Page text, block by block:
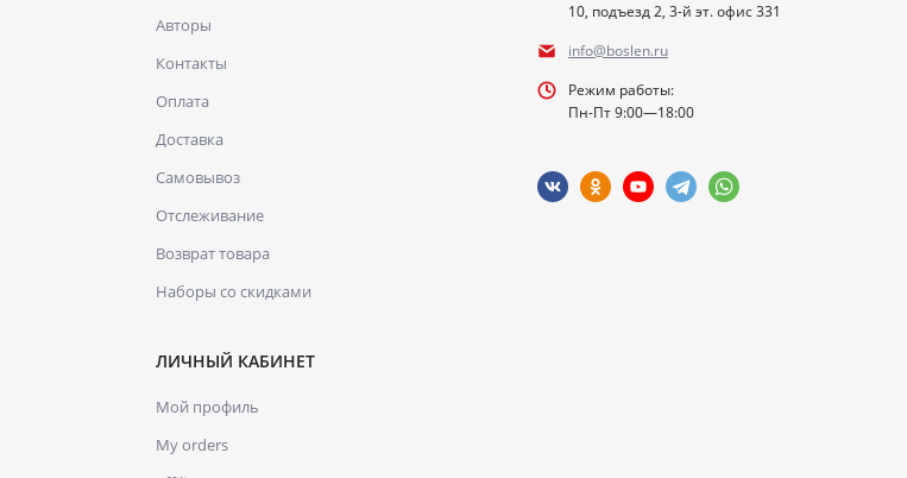
Авторы
Контакты
Оплата
Доставка
Самовывоз
Отслеживание
Возврат товара
Наборы со скидками
ЛИЧНЫЙ КАБИНЕТ
Мой профиль
My orders
10, подъезд 2, 3-й эт. офис 331
info@boslen.ru
Режим работы:
Пн-Пт 9:00—18:00